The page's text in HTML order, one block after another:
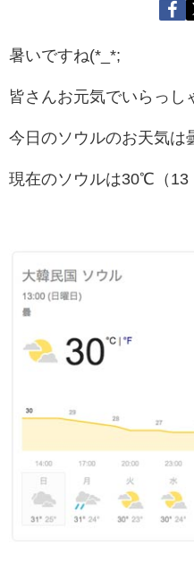
暑いですね(*_*;
皆さんお元気でいらっし
今日のソウルのお天気は
現在のソウルは30℃（13